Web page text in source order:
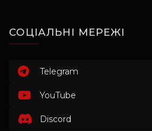
СОЦІАЛЬНІ МЕРЕЖІ
Telegram
YouTube
Discord